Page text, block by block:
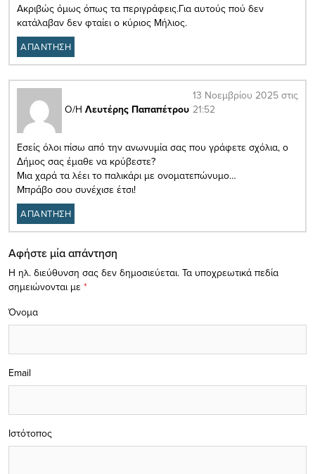
Ακριβώς όμως όπως τα περιγράφεις.Για αυτούς πού δεν
κατάλαβαν δεν φταίει ο κύριος Μήλιος.
ΑΠΑΝΤΗΣΗ
Ο/Η Λευτέρης Παπαπέτρου
13 Νοεμβρίου 2025 στις
21:52
Εσείς όλοι πίσω από την ανωνυμία σας που γράφετε σχόλια, ο
Δήμος σας έμαθε να κρύβεστε?
Μια χαρά τα λέει το παλικάρι με ονοματεπώνυμο…
Μπράβο σου συνέχισε έτσι!
ΑΠΑΝΤΗΣΗ
Αφήστε μία απάντηση
Η ηλ. διεύθυνση σας δεν δημοσιεύεται. Τα υποχρεωτικά πεδία
σημειώνονται με *
Όνομα
Email
Ιστότοπος